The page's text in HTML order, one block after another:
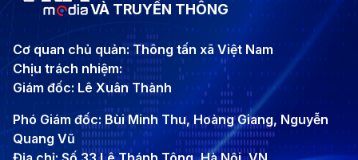
VÀ TRUYỀN THÔNG
Cơ quan chủ quản: Thông tấn xã Việt Nam
Chịu trách nhiệm:
Giám đốc: Lê Xuân Thành
Phó Giám đốc: Bùi Minh Thu, Hoàng Giang, Nguyễn
Quang Vũ